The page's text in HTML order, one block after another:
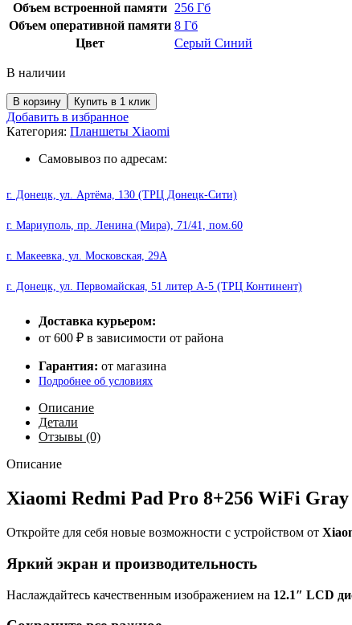
Объем встроенной памяти 256 Гб
Объем оперативной памяти 8 Гб
Цвет
Серый Синий
В наличии
Количество
товара
Xiaomi
WiFi
В корзину Купить в 1 клик
Добавить в избранное
Категория: Планшеты Xiaomi
Самовывоз по адресам:
г. Донецк, ул. Артёма, 130 (ТРЦ Донецк-Сити)
г. Мариуполь, пр. Ленина (Мира), 71/41, пом.60
г. Макеевка, ул. Московская, 29А
г. Донецк, ул. Первомайская, 51 литер А-5 (ТРЦ Континент)
Доставка курьером:
от 600 ₽ в зависимости от района
Гарантия: от магазина
Подробнее об условиях
Описание
Детали
Отзывы (0)
Описание
Xiaomi Redmi Pad Pro 8+256 WiFi Gray
Откройте для себя новые возможности с устройством от
Яркий экран и производительность
Наслаждайтесь качественным изображением на 12.1″ LCD